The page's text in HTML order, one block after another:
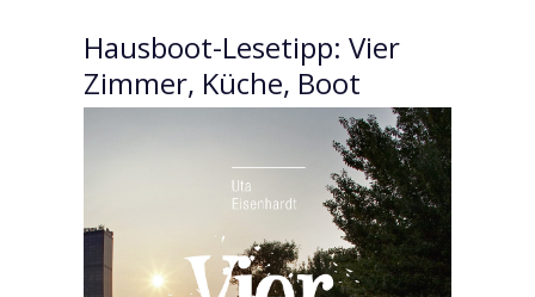
Hausboot-Lesetipp: Vier
Zimmer, Küche, Boot